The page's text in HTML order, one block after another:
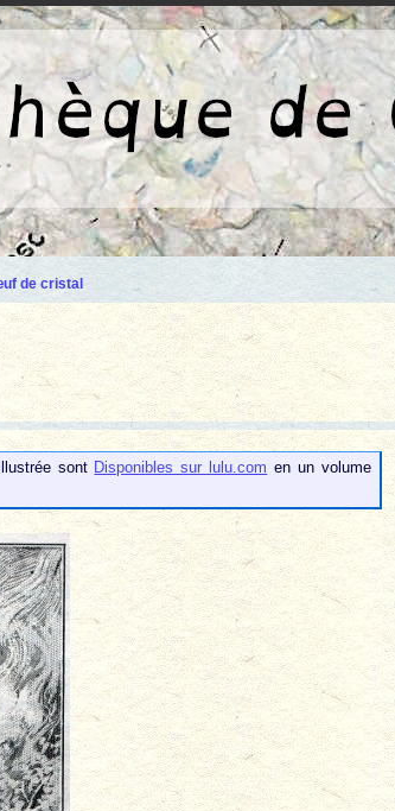
La bibliothèque
de cristal
sont Disponibles sur lulu.com en un volume